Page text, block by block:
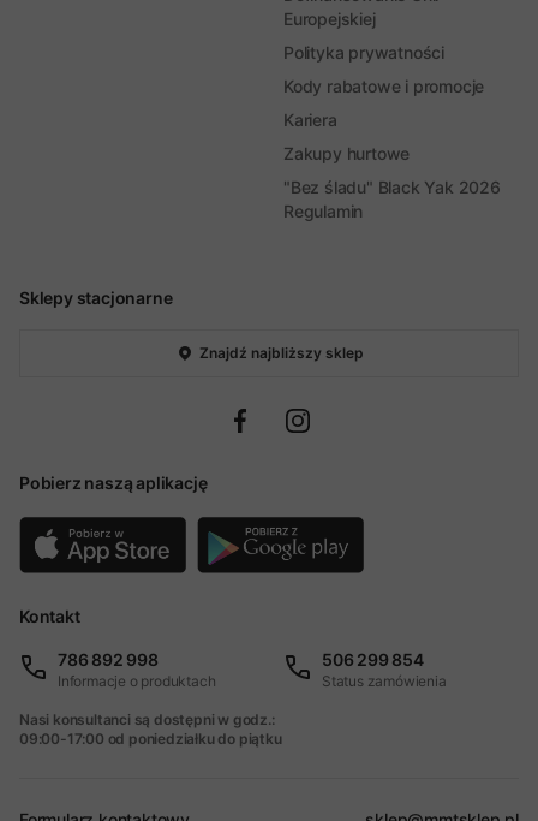
Sklepy stacjonarne
Znajdź najbliższy sklep
Pobierz naszą aplikację
Europejskiej
Polityka prywatności
Kody rabatowe i promocje
Kariera
Zakupy hurtowe
"Bez śladu" Black Yak 2026
Regulamin
Kontakt
786 892 998
Informacje o produktach
506 299 854
Status zamówienia
Nasi konsultanci są dostępni w godz.:
09:00-17:00 od poniedziałku do piątku